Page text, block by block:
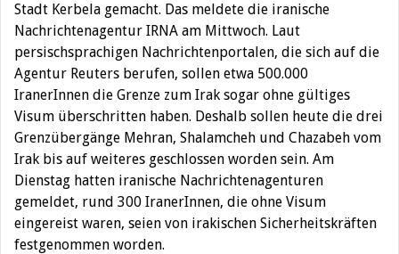
Stadt Kerbela gemacht. Das meldete die iranische
Nachrichtenagentur IRNA am Mittwoch. Laut
persischsprachigen Nachrichtenportalen, die sich auf die
Agentur Reuters berufen, sollen etwa 500.000
IranerInnen die Grenze zum Irak sogar ohne gültiges
Visum überschritten haben. Deshalb sollen heute die drei
Grenzübergänge Mehran, Shalamcheh und Chazabeh vom
Irak bis auf weiteres geschlossen worden sein. Am
Dienstag hatten iranische Nachrichtenagenturen
gemeldet, rund 300 IranerInnen, die ohne Visum
eingereist waren, seien von irakischen Sicherheitskräften
festgenommen worden.